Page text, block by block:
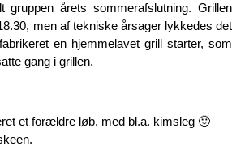
gruppen årets sommerafslutning. Grillen
men af tekniske årsager lykkedes det
en hjemmelavet grill starter, som
gang i grillen.
et forældre løb, med bl.a. kimsleg 🙂